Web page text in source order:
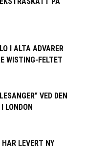
I ALTA ADVARER
WISTING-FELTET
VED DEN
LONDON
HAR LEVERT NY